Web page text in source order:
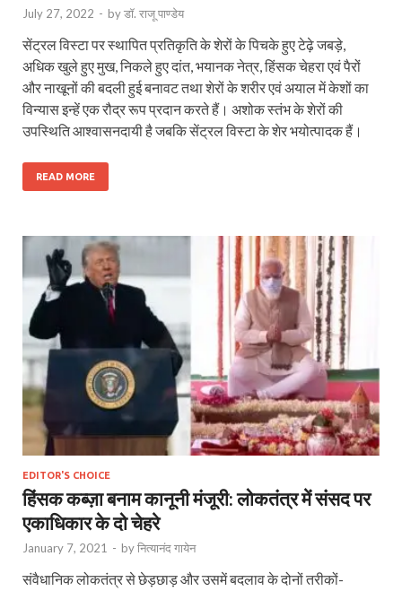
July 27, 2022 - byडॉ. राजू पाण्डेय
सेंट्रल विस्टा पर स्थापित प्रतिकृति के शेरों के पिचके हुए टेढ़े जबड़े,
अधिक खुले हुए मुख, निकले हुए दांत, भयानक नेत्र, हिंसक चेहरा एवं पैरों
और नाखूनों की बदली हुई बनावट तथा शेरों के शरीर एवं अयाल में केशों का
विन्यास इन्हें एक रौद्र रूप प्रदान करते हैं। अशोक स्तंभ के शेरों की
उपस्थिति आश्वासनदायी है जबकि सेंट्रल विस्टा के शेर भयोत्पादक हैं।
READ MORE
EDITOR'S CHOICE
हिंसक कब्ज़ा बनाम कानूनी मंजूरी: लोकतंत्र में संसद पर
एकाधिकार के दो चेहरे
January 7, 2021 - byनित्यानंद गायेन
संवैधानिक लोकतंत्र से छेड़छाड़ और उसमें बदलाव के दोनों तरीकों-